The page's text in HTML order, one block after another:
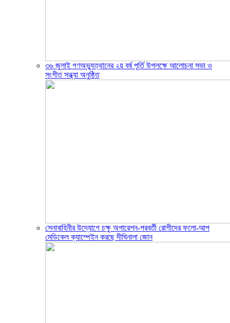
৩৬ জুলাই গণঅভ্যুত্থানের ২য় বর্ষ পূর্তি উপলক্ষে আলোচনা সভা ও
সংগীত সন্ধ্যা অনুষ্ঠিত
সেনাবাহিনীর উদ্যোগে চক্ষু অপারেশন-পরবর্তী রোগীদের ফলো-আপ
মেডিকেল ক্যাম্পেইন করছে দীঘিনালা জোন